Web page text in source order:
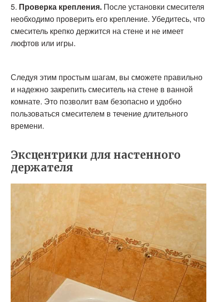
Проверка крепления. После установки смесителя
необходимо проверить его крепление. Убедитесь, что
смеситель крепко держится на стене и не имеет
люфтов или игры.
Следуя этим простым шагам, вы сможете правильно
и надежно закрепить смеситель на стене в ванной
комнате. Это позволит вам безопасно и удобно
пользоваться смесителем в течение длительного
времени.
Эксцентрики для настенного
держателя